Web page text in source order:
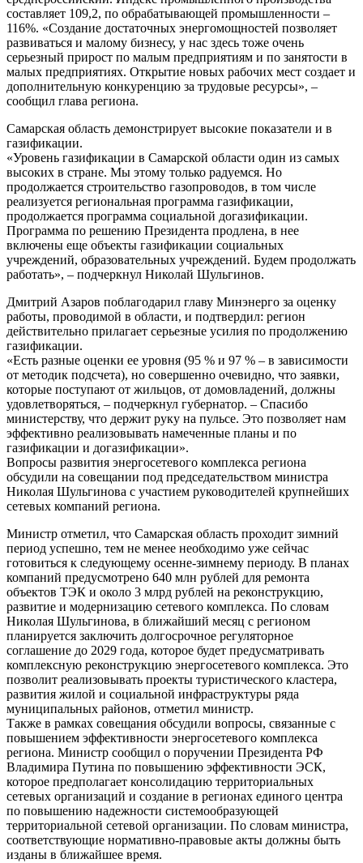
составляет 109,2, по обрабатывающей промышленности –
116%. «Создание достаточных энергомощностей позволяет
развиваться и малому бизнесу, у нас здесь тоже очень
серьезный прирост по малым предприятиям и по занятости в
малых предприятиях. Открытие новых рабочих мест создает и
дополнительную конкуренцию за трудовые ресурсы», –
сообщил глава региона.
Самарская область демонстрирует высокие показатели и в
газификации.
«Уровень газификации в Самарской области один из самых
высоких в стране. Мы этому только радуемся. Но
продолжается строительство газопроводов, в том числе
реализуется региональная программа газификации,
продолжается программа социальной догазификации.
Программа по решению Президента продлена, в нее
включены еще объекты газификации социальных
учреждений, образовательных учреждений. Будем продолжать
работать», – подчеркнул Николай Шульгинов.
Дмитрий Азаров поблагодарил главу Минэнерго за оценку
работы, проводимой в области, и подтвердил: регион
действительно прилагает серьезные усилия по продолжению
газификации.
«Есть разные оценки ее уровня (95 % и 97 % – в зависимости
от методик подсчета), но совершенно очевидно, что заявки,
которые поступают от жильцов, от домовладений, должны
удовлетворяться, – подчеркнул губернатор. – Спасибо
министерству, что держит руку на пульсе. Это позволяет нам
эффективно реализовывать намеченные планы и по
газификации и догазификации».
Вопросы развития энергосетевого комплекса региона
обсудили на совещании под председательством министра
Николая Шульгинова с участием руководителей крупнейших
сетевых компаний региона.
Министр отметил, что Самарская область проходит зимний
период успешно, тем не менее необходимо уже сейчас
готовиться к следующему осенне-зимнему периоду. В планах
компаний предусмотрено 640 млн рублей для ремонта
объектов ТЭК и около 3 млрд рублей на реконструкцию,
развитие и модернизацию сетевого комплекса. По словам
Николая Шульгинова, в ближайший месяц с регионом
планируется заключить долгосрочное регуляторное
соглашение до 2029 года, которое будет предусматривать
комплексную реконструкцию энергосетевого комплекса. Это
позволит реализовывать проекты туристического кластера,
развития жилой и социальной инфраструктуры ряда
муниципальных районов, отметил министр.
Также в рамках совещания обсудили вопросы, связанные с
повышением эффективности энергосетевого комплекса
региона. Министр сообщил о поручении Президента РФ
Владимира Путина по повышению эффективности ЭСК,
которое предполагает консолидацию территориальных
сетевых организаций и создание в регионах единого центра
по повышению надежности системообразующей
территориальной сетевой организации. По словам министра,
соответствующие нормативно-правовые акты должны быть
изданы в ближайшее время.